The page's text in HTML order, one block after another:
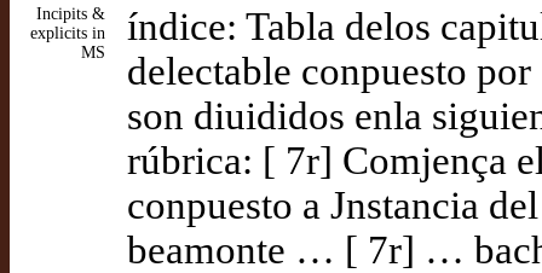
Incipits &
explicits in
MS
índice: Tabla delos
delectable conpuesto
son diuididos enla
rúbrica: [ 7r] Comjença
conpuesto a Jnstancia
beamonte … [ 7r] …